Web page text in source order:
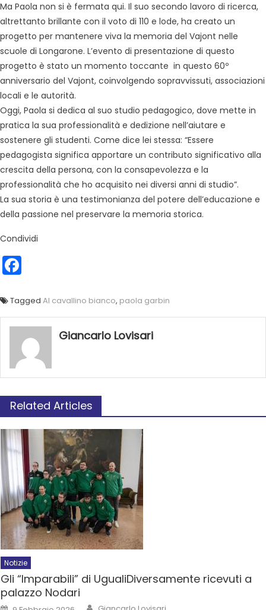
Ma Paola non si è fermata qui. Il suo secondo lavoro di ricerca,
altrettanto brillante con il voto di 110 e lode, ha creato un
progetto per mantenere viva la memoria del Vajont nelle
scuole di Longarone. L’evento di presentazione di questo
progetto è stato un momento toccante in questo 60º
anniversario del Vajont, coinvolgendo sopravvissuti, associazioni
locali e le autorità.
Oggi, Paola si dedica al suo studio pedagogico, dove mette in
pratica la sua professionalità e dedizione nell’aiutare e
sostenere gli studenti. Come dice lei stessa: “Essere
pedagogista significa apportare un contributo significativo alla
crescita della persona, con la consapevolezza e la
professionalità che ho acquisito nei diversi anni di studio”.
La sua storia è una testimonianza del potere dell’educazione e
della passione nel preservare la memoria storica.
Condividi
Tagged Al cavallino bianco, paola garbin
Giancarlo Lovisari
Related Articles
Notizie
Gli “Imparabili” di UgualiDiversamente ricevuti a
palazzo Nodari